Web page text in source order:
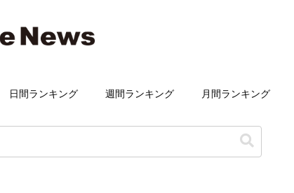
日間ランキング 週間ランキング 月間ランキング